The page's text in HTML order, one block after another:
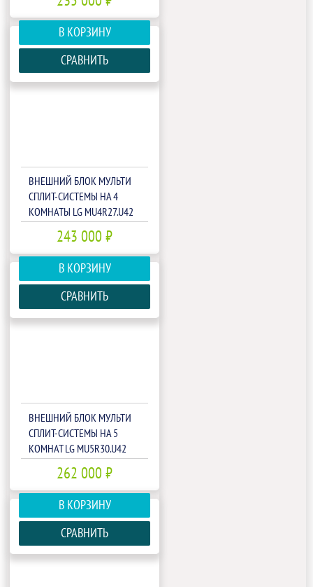
В КОРЗИНУ
СРАВНИТЬ
ВНЕШНИЙ БЛОК МУЛЬТИ
СПЛИТ-СИСТЕМЫ НА 4
КОМНАТЫ LG MU4R27.U42
243 000 ₽
В КОРЗИНУ
СРАВНИТЬ
ВНЕШНИЙ БЛОК МУЛЬТИ
СПЛИТ-СИСТЕМЫ НА 5
КОМНАТ LG MU5R30.U42
262 000 ₽
В КОРЗИНУ
СРАВНИТЬ